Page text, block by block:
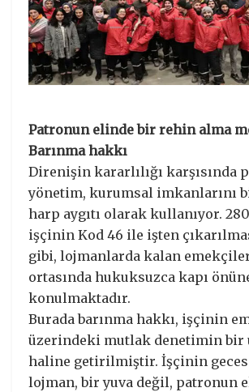
Patronun elinde bir rehin alma
Barınma hakkı
​Direnişin kararlılığı karşısında
yönetim, kurumsal imkanlarını
harp aygıtı olarak kullanıyor.
işçinin Kod 46 ile işten
gibi, lojmanlarda kalan emekçiler
ortasında hukuksuzca kapı
konulmaktadır.
​Burada barınma hakkı, işçinin
üzerindeki mutlak denetimin bir
haline getirilmiştir. İşçinin
lojman, bir yuva değil, patronun